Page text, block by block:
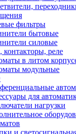
фильтры
бытовые
силовые
реле
в литом
модульные
для
нагрузки
и